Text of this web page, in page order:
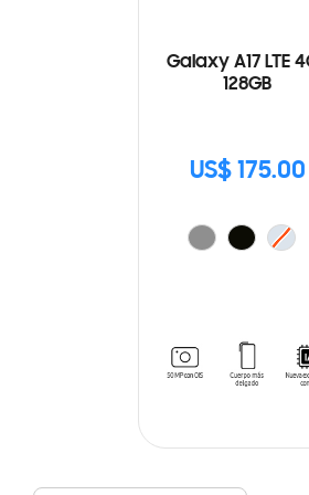
Galaxy A17 LTE
128GB
US$ 175.00